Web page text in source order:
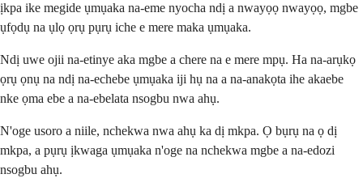
ịkpa ike megide ụmụaka na-eme nyocha ndị a nwayọọ nwayọọ, mgbe
ụfọdụ na ụlọ ọrụ pụrụ iche e mere maka ụmụaka.
Ndị uwe ojii na-etinye aka mgbe a chere na e mere mpụ. Ha na-arụkọ
ọrụ ọnụ na ndị na-echebe ụmụaka iji hụ na a na-anakọta ihe akaebe
nke ọma ebe a na-ebelata nsogbu nwa ahụ.
N'oge usoro a niile, nchekwa nwa ahụ ka dị mkpa. Ọ bụrụ na ọ dị
mkpa, a pụrụ ịkwaga ụmụaka n'oge na nchekwa mgbe a na-edozi
nsogbu ahụ.